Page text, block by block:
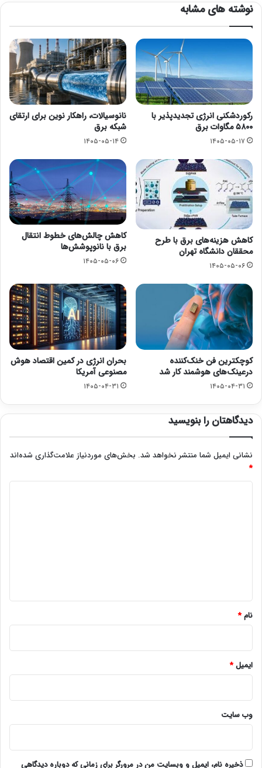
نوشته های مشابه
رکوردشکنی انرژی تجدیدپذیر با
۵۸۰۰ مگاوات برق
۱۴۰۵-۰۵-۱۷
نانوسیالات، راهکار نوین برای ارتقای
شبکه برق
۱۴۰۵-۰۵-۱۴
کاهش هزینه‌های برق با طرح
محققان دانشگاه تهران
۱۴۰۵-۰۵-۰۶
کاهش چالش‌های خطوط انتقال
برق با نانوپوشش‌ها
۱۴۰۵-۰۵-۰۶
کوچکترین فن خنک‌کننده
درعینک‌های هوشمند کار شد
۱۴۰۵-۰۴-۳۱
بحران انرژی در کمین اقتصاد هوش
مصنوعی آمریکا
۱۴۰۵-۰۴-۳۱
دیدگاهتان را بنویسید
نشانی ایمیل شما منتشر نخواهد شد. بخش‌های موردنیاز علامت‌گذاری شده‌اند
*
نام*
ایمیل*
وب‌ سایت
ذخیره نام، ایمیل و وبسایت من در مرورگر برای زمانی که دوباره دیدگاهی